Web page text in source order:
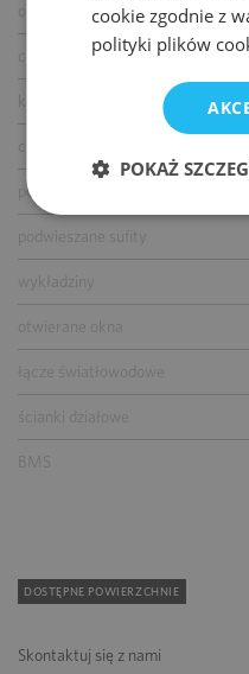
okablowanie elektryczne
centrala telefoniczna
podnoszone podłogi
podwieszane sufity
wykładziny
łącze światłowodowe
ścianki działowe
BMS
DOSTĘPNE POWIERZCHNIE
Skontaktuj się z nami
cookie zgodnie z
polityki plików
POKAŻ